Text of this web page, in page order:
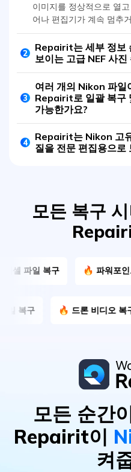
이미지를 정상적으로 열
어나 편집기가 계속 멈추
2
Repairit는 세부 정보
보이는 고급 NEF 사
3
여러 개의 Nikon 파일
Repairit로 일괄 복구
가능한가요?
4
Repairit는 Nikon 고
질을 전문 편집용으로
모든 복구
🔥 파워포인트 파일 복구
🔥 RAR 파일 복구
모든 순간
Repairit이
켜